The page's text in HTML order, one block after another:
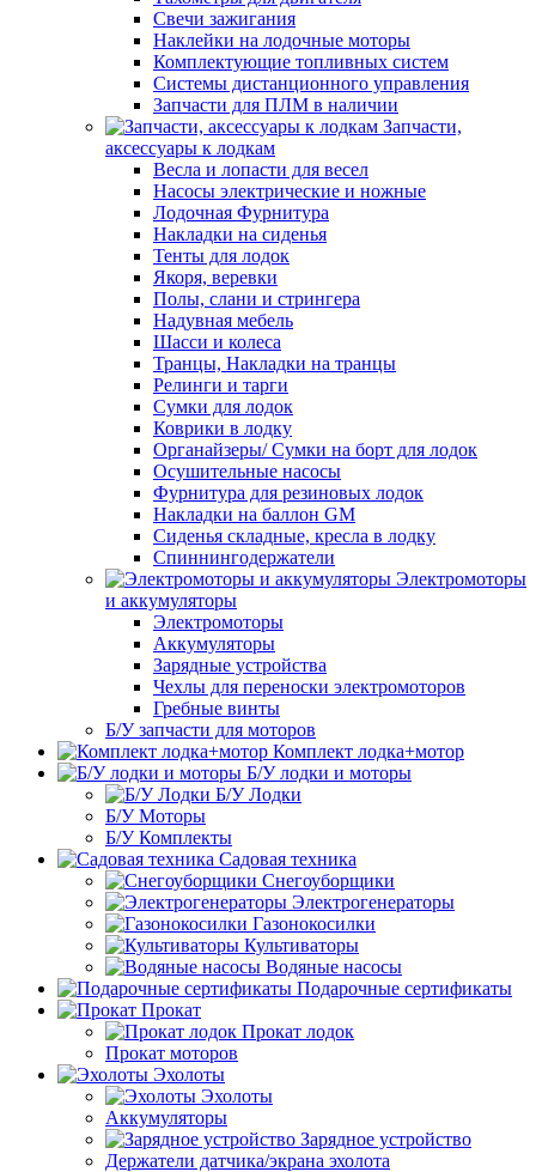
Свечи зажигания
Наклейки на лодочные моторы
Комплектующие топливных систем
Системы дистанционного управления
Запчасти для ПЛМ в наличии
Запчасти,
аксессуары к лодкам
Весла и лопасти для весел
Насосы электрические и ножные
Лодочная Фурнитура
Накладки на сиденья
Тенты для лодок
Якоря, веревки
Полы, слани и стрингера
Надувная мебель
Шасси и колеса
Транцы, Накладки на транцы
Релинги и тарги
Сумки для лодок
Коврики в лодку
Органайзеры/ Сумки на борт для лодок
Осушительные насосы
Фурнитура для резиновых лодок
Накладки на баллон GM
Сиденья складные, кресла в лодку
Спиннингодержатели
Электромоторы
и аккумуляторы
Электромоторы
Аккумуляторы
Зарядные устройства
Чехлы для переноски электромоторов
Гребные винты
Б/У запчасти для моторов
Комплект лодка+мотор
Б/У лодки и моторы
Б/У Лодки
Б/У Моторы
Б/У Комплекты
Садовая техника
Снегоуборщики
Электрогенераторы
Газонокосилки
Культиваторы
Водяные насосы
Подарочные сертификаты
Прокат
Прокат лодок
Прокат моторов
Эхолоты
Эхолоты
Аккумуляторы
Зарядное устройство
Держатели датчика/экрана эхолота